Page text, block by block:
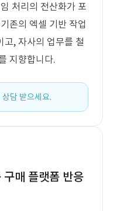
처리의 전산화가 포
존의 엑셀 기반 작업
고, 자사의 업무를 철
지향합니다.
담 받으세요.
매 플랫폼 반응